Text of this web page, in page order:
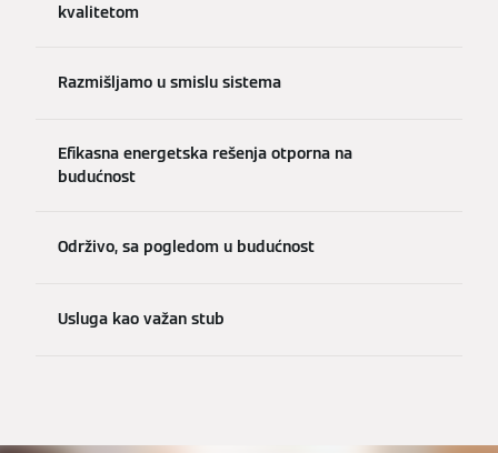
kvalitetom
Razmišljamo u smislu sistema
Efikasna energetska rešenja otporna na
budućnost
Održivo, sa pogledom u budućnost
Usluga kao važan stub